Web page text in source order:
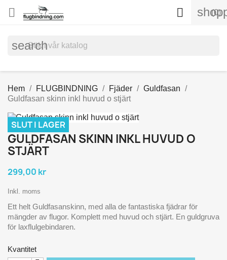
 (0)

search
Hem FLUGBINDNING Fjäder
Guldfasan
Guldfasan skinn inkl huvud o stjärt
SLUT I LAGER
GULDFASAN SKINN INKL HUVUD O
STJÄRT
299,00 kr
Inkl. moms
Ett helt Guldfasanskinn, med alla de fantastiska fjädrar för
mängder av flugor. Komplett med huvud och stjärt. En guldgruva
för laxflulgebindaren.
Kvantitet